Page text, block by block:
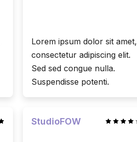
Lorem ipsum dolor sit amet,
consectetur adipiscing elit.
Sed sed congue nulla.
Suspendisse potenti.
StudioFOW